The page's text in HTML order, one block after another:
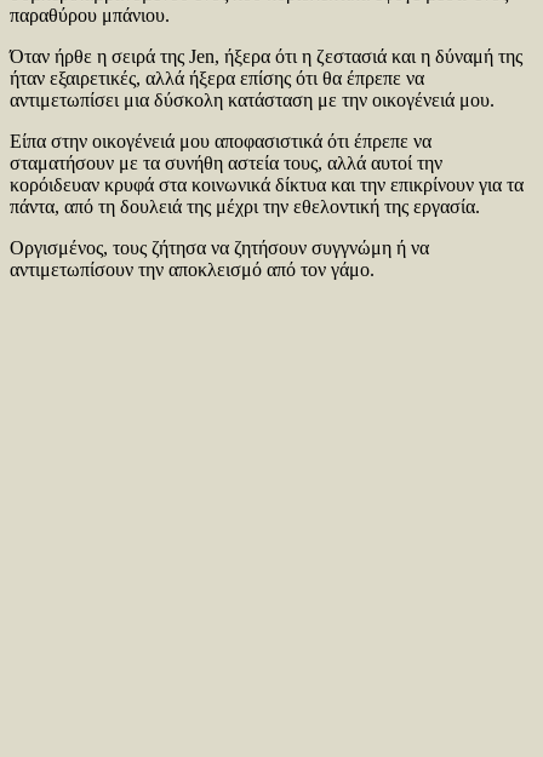
παραθύρου μπάνιου.
Όταν ήρθε η σειρά της Jen, ήξερα ότι η ζεστασιά και η δύναμή της
ήταν εξαιρετικές, αλλά ήξερα επίσης ότι θα έπρεπε να
αντιμετωπίσει μια δύσκολη κατάσταση με την οικογένειά μου.
Είπα στην οικογένειά μου αποφασιστικά ότι έπρεπε να
σταματήσουν με τα συνήθη αστεία τους, αλλά αυτοί την
κορόιδευαν κρυφά στα κοινωνικά δίκτυα και την επικρίνουν για τα
πάντα, από τη δουλειά της μέχρι την εθελοντική της εργασία.
Οργισμένος, τους ζήτησα να ζητήσουν συγγνώμη ή να
αντιμετωπίσουν την αποκλεισμό από τον γάμο.